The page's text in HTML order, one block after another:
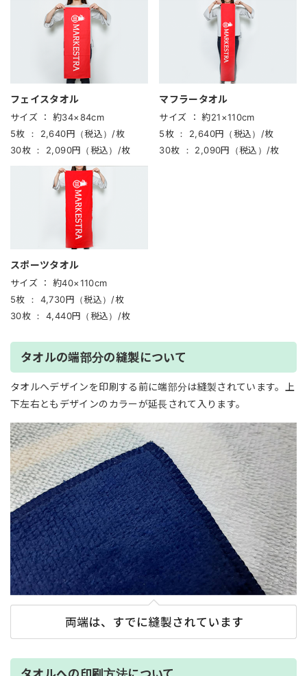
フェイスタオル
サイズ ：
約34×84cm
5枚 ：
2,640円（税込）/枚
30枚 ：
2,090円（税込）/枚
マフラータオル
サイズ ： 約21×110cm
5枚 ：
2,640円（税込）/枚
30枚 ：
2,090円（税込）/枚
スポーツタオル
サイズ ：
約40×110cm
5枚 ：
4,730円（税込）/枚
30枚 ：
4,440円（税込）/枚
タオルの端部分の縫製について
タオルへデザインを印刷する前に端部分は縫製されています。上
下左右ともデザインのカラーが延長されて入ります。